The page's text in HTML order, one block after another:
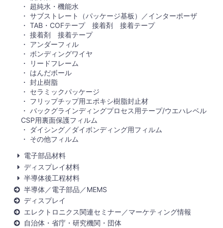
超純水・機能水
サブストレート（パッケージ基板）／インターポーザ
TAB・COFテープ 接着剤 接着テープ
接着剤 接着テープ
アンダーフィル
ボンディングワイヤ
リードフレーム
はんだボール
封止樹脂
セラミックパッケージ
フリップチップ用エポキシ樹脂封止材
バックグラインディングプロセス用テープ/ウエハレベル
CSP用裏面保護フィルム
ダイシング／ダイボンディング用フィルム
その他フィルム
電子部品材料
ディスプレイ材料
半導体後工程材料
半導体／電子部品／MEMS
ディスプレイ
エレクトロニクス関連セミナー／マーケティング情報
自治体・省庁・研究機関・団体